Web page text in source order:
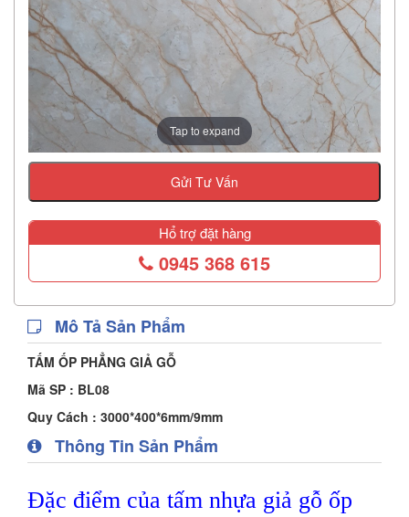
Tap to expand
Gửi Tư Vấn
Hổ trợ đặt hàng
0945 368 615
Mô Tả Sản Phẩm
TẤM ỐP PHẲNG GIẢ GỖ
Mã SP : BL08
Quy Cách : 3000*400*6mm/9mm
Thông Tin Sản Phẩm
Đặc điểm của tấm nhựa giả gỗ ốp